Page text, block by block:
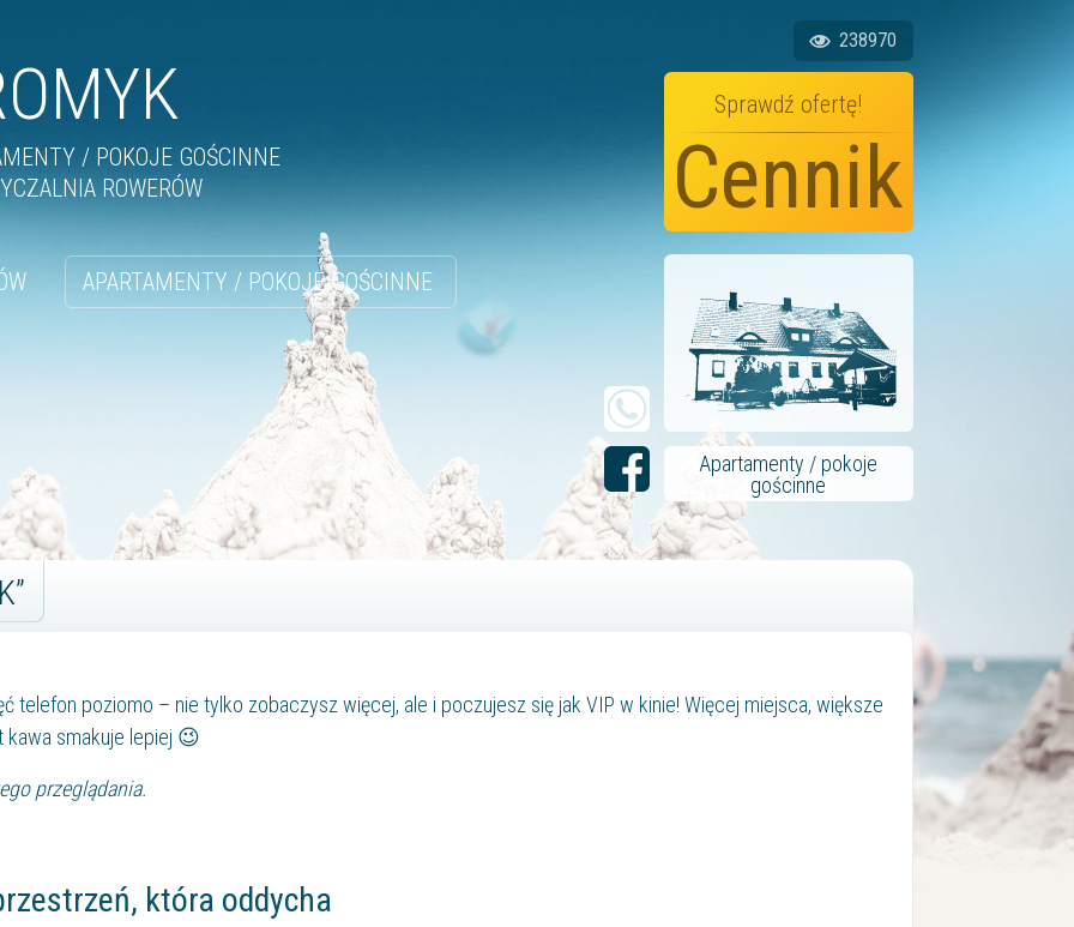
/ POKOJE GOŚCINNE
ROWERÓW
238970
Sprawdź ofertę!
Cennik
APARTAMENTY / POKOJE GOŚCINNE
Apartamenty / pokoje
gościnne
telefon poziomo – nie tylko zobaczysz więcej, ale i poczujesz się jak VIP w kinie! Więcej miejsca, większe
smakuje lepiej 😉
przeglądania.
która oddycha